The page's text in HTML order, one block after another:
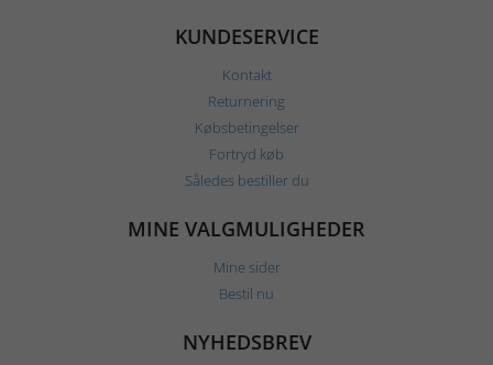
KUNDESERVICE
Kontakt
Returnering
Købsbetingelser
Fortryd køb
Således bestiller du
MINE VALGMULIGHEDER
Mine sider
Bestil nu
NYHEDSBREV